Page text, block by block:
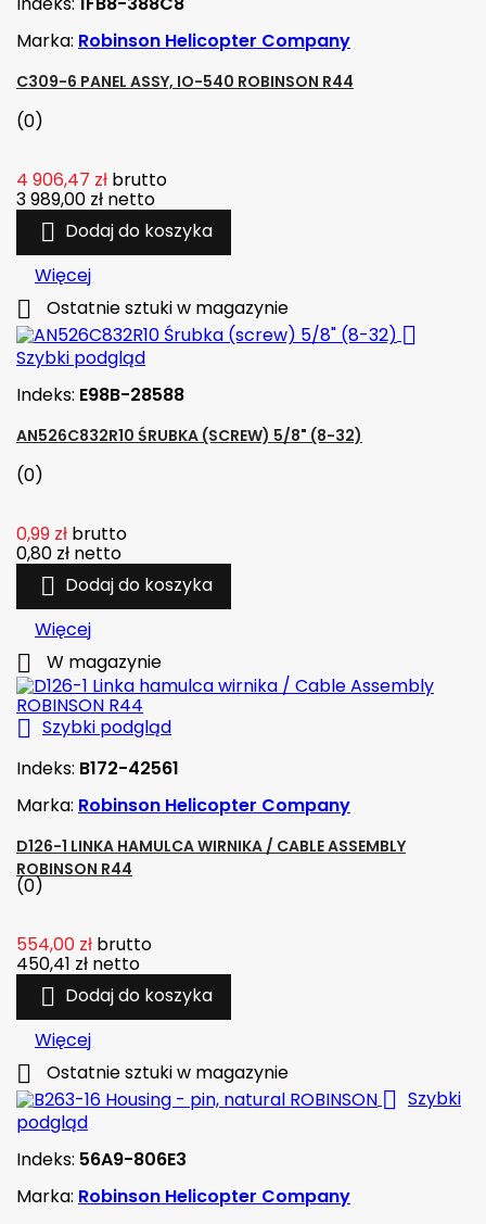
Marka: Robinson Helicopter Company
C309-6 PANEL ASSY, IO-540 ROBINSON R44
(0)
4 906,47 zł brutto
3 989,00 zł netto
 Dodaj do koszyka
Więcej
 Ostatnie sztuki w magazynie

Szybki podgląd
Indeks: E98B-28588
AN526C832R10 ŚRUBKA (SCREW) 5/8" (8-32)
(0)
0,99 zł brutto
0,80 zł netto
 Dodaj do koszyka
Więcej
 W magazynie
 Szybki podgląd
Indeks: B172-42561
Marka: Robinson Helicopter Company
D126-1 LINKA HAMULCA WIRNIKA / CABLE ASSEMBLY
ROBINSON R44
(0)
554,00 zł brutto
450,41 zł netto
 Dodaj do koszyka
Więcej
 Ostatnie sztuki w magazynie
 Szybki
podgląd
Indeks: 56A9-806E3
Marka: Robinson Helicopter Company